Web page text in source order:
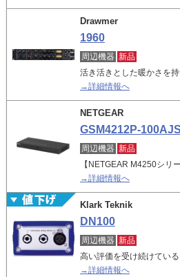
Drawmer
1960
周辺機器 新品
活き活きとした暖かさを
→詳細情報へ
NETGEAR
GSM4212P-
周辺機器 新品
【NETGEAR M4250シリ
→詳細情報へ
Klark Teknik
DN100
周辺機器 新品
高い評価を受け続けてい
→詳細情報へ